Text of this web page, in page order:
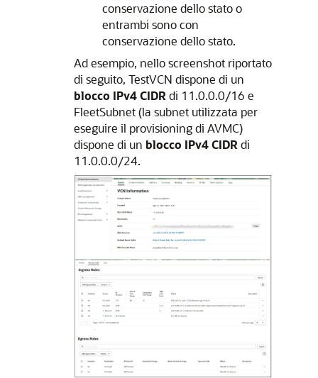
conservazione dello stato o
entrambi sono con
conservazione dello stato.
Ad esempio, nello screenshot riportato
di seguito, TestVCN dispone di un
blocco IPv4 CIDR di 11.0.0.0/16 e
FleetSubnet (la subnet utilizzata per
eseguire il provisioning di AVMC)
dispone di un blocco IPv4 CIDR di
11.0.0.0/24.